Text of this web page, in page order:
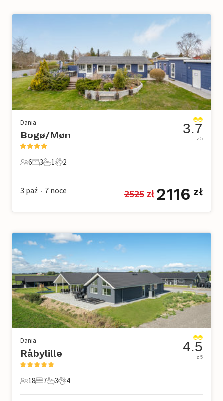
Dania
Bogø/Møn
6 Goście
6
3 Sypialnie
3
1 Łazienka
1
2 Zwierzęta domowe
2
3.7
z 5
3 paź • 7 noce 2525 zł 2116 zł
Dania
Råbylille
18 Goście
18
7 Sypialnie
7
3 Łazienki
3
4 Zwierzęta domowe
4
4.5
z 5